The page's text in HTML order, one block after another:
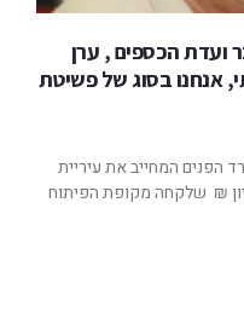
ועדת הכספים , ערן
אנחנו בסוג של פשיטת
הפנים המחייב את עיריית
להחזיר הלוואה בסך 20 מיליון ₪ שלקחה מקופת הפיתוח